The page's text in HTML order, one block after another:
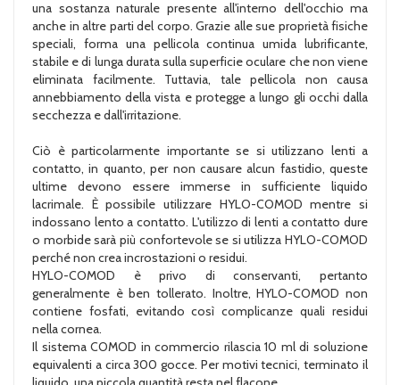
una sostanza naturale presente all'interno dell'occhio ma
anche in altre parti del corpo. Grazie alle sue proprietà fisiche
speciali, forma una pellicola continua umida lubrificante,
stabile e di lunga durata sulla superficie oculare che non viene
eliminata facilmente. Tuttavia, tale pellicola non causa
annebbiamento della vista e protegge a lungo gli occhi dalla
secchezza e dall'irritazione.
Ciò è particolarmente importante se si utilizzano lenti a
contatto, in quanto, per non causare alcun fastidio, queste
ultime devono essere immerse in sufficiente liquido
lacrimale. È possibile utilizzare HYLO-COMOD mentre si
indossano lento a contatto. L'utilizzo di lenti a contatto dure
o morbide sarà più confortevole se si utilizza HYLO-COMOD
perché non crea incrostazioni o residui.
HYLO-COMOD è privo di conservanti, pertanto
generalmente è ben tollerato. Inoltre, HYLO-COMOD non
contiene fosfati, evitando così complicanze quali residui
nella cornea.
Il sistema COMOD in commercio rilascia 10 ml di soluzione
equivalenti a circa 300 gocce. Per motivi tecnici, terminato il